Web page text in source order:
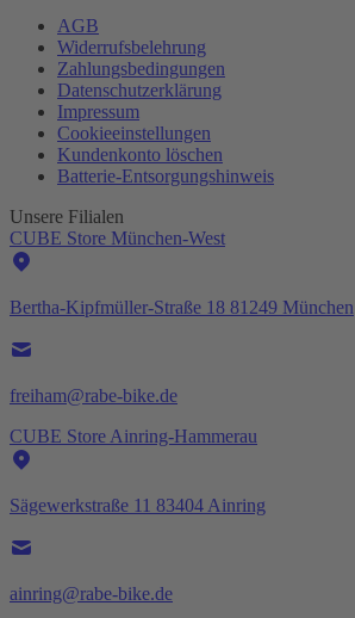
AGB
Widerrufsbelehrung
Zahlungsbedingungen
Datenschutzerklärung
Impressum
Cookieeinstellungen
Kundenkonto löschen
Batterie-Entsorgungshinweis
Unsere Filialen
CUBE Store München-West
Bertha-Kipfmüller-Straße 18 81249 München
freiham@rabe-bike.de
CUBE Store Ainring-Hammerau
Sägewerkstraße 11 83404 Ainring
ainring@rabe-bike.de